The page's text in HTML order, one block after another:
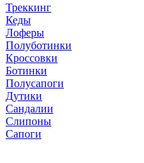
Треккинг
Кеды
Лоферы
Полуботинки
Кроссовки
Ботинки
Полусапоги
Дутики
Сандалии
Слипоны
Сапоги